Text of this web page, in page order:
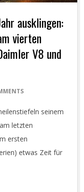
ausklingen:
vierten
V8 und
seinem
letzten
ersten
etwas Zeit für